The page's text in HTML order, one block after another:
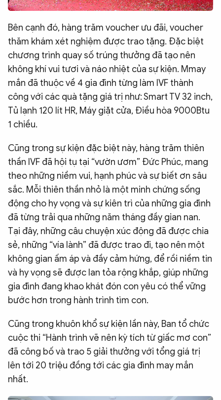
Bên cạnh đó, hàng trăm voucher ưu đãi, voucher
thăm khám xét nghiệm được trao tặng. Đặc biệt
chương trình quay số trúng thưởng đã tạo nên
không khí vui tươi và náo nhiệt của sự kiện. Mmay
mắn đã thuộc về 4 gia đình từng làm IVF thành
công với các quà tặng giá trị như: Smart TV 32 inch,
Tủ lạnh 120 lít HR, Máy giặt cửa, Điều hòa 9000Btu
1 chiều.
Cũng trong sự kiện đặc biệt này, hàng trăm thiên
thần IVF đã hội tụ tại “vườn ươm” Đức Phúc, mang
theo những niềm vui, hạnh phúc và sự biết ơn sâu
sắc. Mỗi thiên thần nhỏ là một minh chứng sống
động cho hy vọng và sự kiên trì của những gia đình
đã từng trải qua những năm tháng đầy gian nan.
Tại đây, những câu chuyện xúc động đã được chia
sẻ, những “vía lành” đã được trao đi, tạo nên một
không gian ấm áp và đầy cảm hứng, để rồi niềm tin
và hy vọng sẽ được lan tỏa rộng khắp, giúp những
gia đình đang khao khát đón con yêu có thể vững
bước hơn trong hành trình tìm con.
Cũng trong khuôn khổ sự kiện lần này, Ban tổ chức
cuộc thi “Hành trình vẽ nên kỳ tích từ giấc mơ con”
đã công bố và trao 5 giải thưởng với tổng giá trị
lên tới 20 triệu đồng tới các gia đình may mắn
nhất.